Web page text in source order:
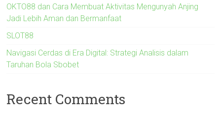
OKTO88 dan Cara Membuat Aktivitas Mengunyah Anjing
Jadi Lebih Aman dan Bermanfaat
SLOT88
Navigasi Cerdas di Era Digital: Strategi Analisis dalam
Taruhan Bola Sbobet
Recent Comments